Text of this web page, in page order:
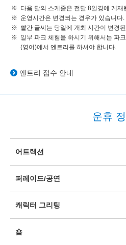
다음 달의 스케줄은 전달 8일경에 게재
운영시간은 변경되는 경우가 있습니다.
빨간 글씨는 당일에 개최 시간이 변경
일부 파크 체험을 하시기 위해서는 파
(영어)에서 엔트리를 하셔야 합니다.
엔트리 접수 안내
운휴
어트랙션
퍼레이드/공연
캐릭터 그리팅
숍